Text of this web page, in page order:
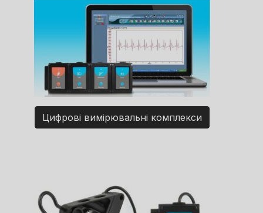
Цифрові вимірювальні комплекси